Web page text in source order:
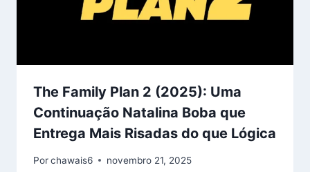
The Family Plan 2 (2025): Uma
Continuação Natalina Boba que
Entrega Mais Risadas do que Lógica
Porchawais6 novembro 21, 2025